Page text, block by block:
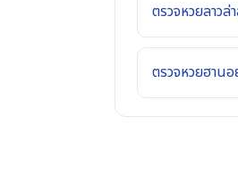
ตรวจหวยลาวล่
ตรวจหวยฮาน